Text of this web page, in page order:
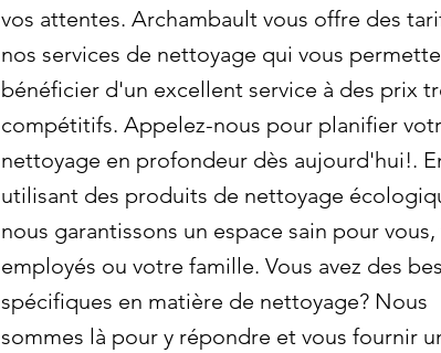
vos attentes. Archambault vous offre des
nos services de nettoyage qui vous
bénéficier d'un excellent service à des prix
compétitifs. Appelez-nous pour planifier
nettoyage en profondeur dès aujourd'hui!.
utilisant des produits de nettoyage
nous garantissons un espace sain pour vous,
employés ou votre famille. Vous avez des
spécifiques en matière de nettoyage? Nous
sommes là pour y répondre et vous fournir